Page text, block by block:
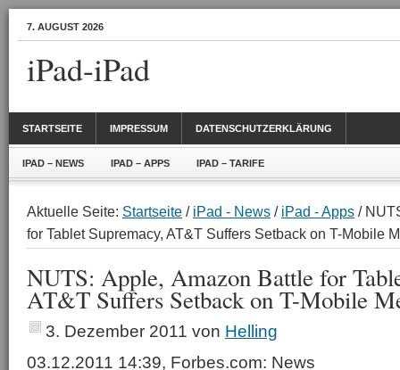
7. AUGUST 2026
iPad-iPad
STARTSEITE IMPRESSUM DATENSCHUTZERKLÄRUNG
IPAD – NEWS IPAD – APPS IPAD – TARIFE
Aktuelle Seite: Startseite / iPad - News / iPad - Apps /
for Tablet Supremacy, AT&T Suffers Setback on T-Mobile
NUTS: Apple, Amazon Battle for
AT&T Suffers Setback on T-Mobile
3. Dezember 2011 von Helling
03.12.2011 14:39, Forbes.com: News